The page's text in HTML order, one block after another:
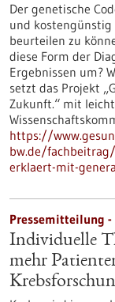
Der genetische
und kostengünstig
beurteilen zu
diese Form der
Ergebnissen um?
setzt das Projekt
Zukunft.“ mit
https://
bw.de/
erklaert-mit-
Pressemitteilung -
Individuelle
mehr